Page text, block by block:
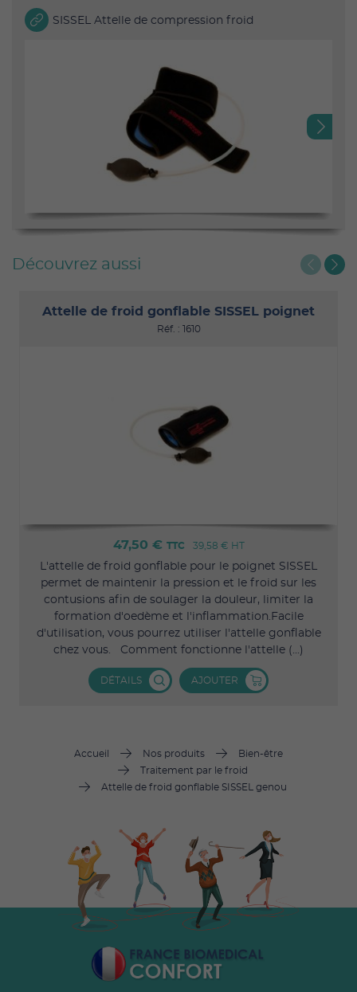
SISSEL Attelle de compression froid
Découvrez aussi
Attelle de froid gonflable SISSEL poignet
Réf. : 1610
47,50 € TTC 39,58 € HT
L'attelle de froid gonflable pour le poignet SISSEL
permet de maintenir la pression et le froid sur les
contusions afin de soulager la douleur, limiter la
formation d'oedème et l'inflammation.Facile
d'utilisation, vous pourrez utiliser l'attelle gonflable
chez vous. Comment fonctionne l'attelle (...)
DÉTAILS AJOUTER
Accueil Nos produits
Bien-être
Traitement par le froid
Attelle de froid gonflable SISSEL genou